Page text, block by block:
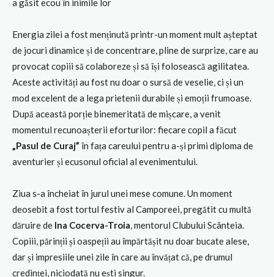
a găsit ecou în inimile lor
Energia zilei a fost menținută printr-un moment mult așteptat
de jocuri dinamice și de concentrare, pline de surprize, care au
provocat copiii să colaboreze și să își folosească agilitatea.
Aceste activități au fost nu doar o sursă de veselie, ci și un
mod excelent de a lega prietenii durabile și emoții frumoase.
După această porție binemeritată de mișcare, a venit
momentul recunoașterii eforturilor: fiecare copil a făcut
„Pasul de Curaj” în fața careului pentru a-și primi diploma de
aventurier și ecusonul oficial al evenimentului.
Ziua s-a încheiat în jurul unei mese comune. Un moment
deosebit a fost tortul festiv al Camporeei, pregătit cu multă
dăruire de Ina Cocerva-Troia, mentorul Clubului Scânteia.
Copiii, părinții și oaspeții au împărtășit nu doar bucate alese,
dar și impresiile unei zile în care au învățat că, pe drumul
credinței, niciodată nu ești singur.